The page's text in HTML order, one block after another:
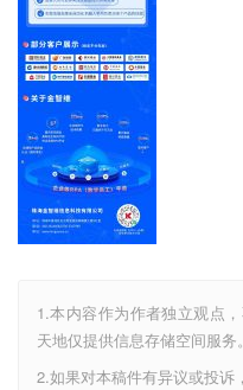
1.本内容作为作者独立观点
天地仅提供信息存储空间服务。
2.如果对本稿件有异议或投诉